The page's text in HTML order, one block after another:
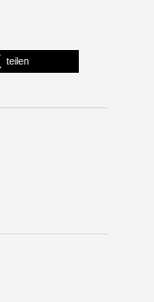
teilen